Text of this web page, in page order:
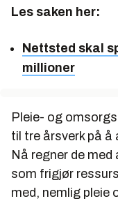
Les saken her:
Nettsted skal
millioner
Pleie- og
til tre årsverk på å
Nå regner de
som frigjør
med, nemlig pleie